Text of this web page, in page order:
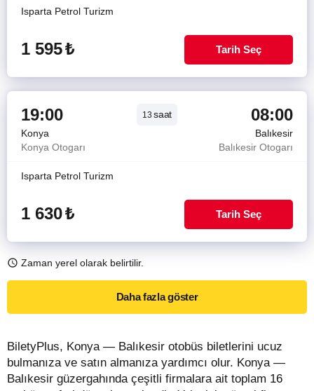
Isparta Petrol Turizm
1 595₺ Tarih Seç
19:00 13saat 08:00
Konya
Balıkesir
Konya Otogarı
Balıkesir Otogarı
Isparta Petrol Turizm
1 630₺ Tarih Seç
Zaman yerel olarak belirtilir.
Daha fazla göster
BiletyPlus, Konya — Balıkesir otobüs biletlerini ucuz
bulmanıza ve satın almanıza yardımcı olur. Konya —
Balıkesir güzergahında çeşitli firmalara ait toplam 16